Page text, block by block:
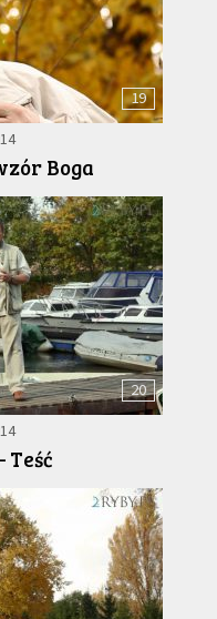
19
Boga
20
Teść